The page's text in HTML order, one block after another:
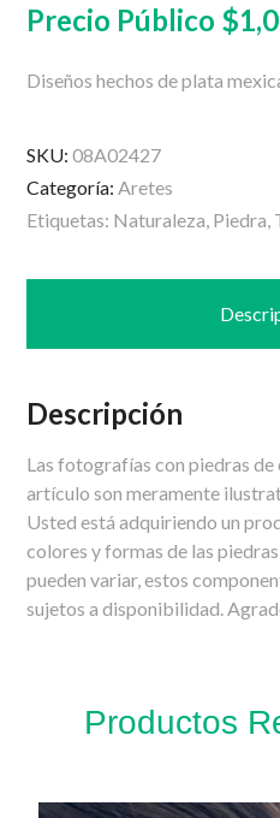
Precio Público $
Diseños hechos de plata
SKU:08A02427
Categoría: Aretes
Etiquetas: Naturaleza Piedra
Descripción
Las fotografías con piedras de
artículo son meramente
Usted está adquiriendo un
colores y formas de las
pueden variar, estos
sujetos a disponibilidad.
Productos